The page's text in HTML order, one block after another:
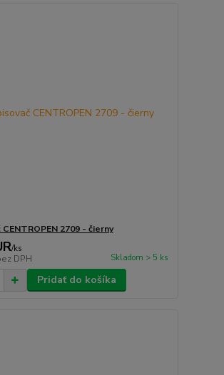
2709 - čierny
/ks
DPH Skladom > 5 ks
Pridať do košíka